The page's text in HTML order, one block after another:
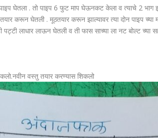
घेतला . तो पाइप 6 फुट माप घेऊनकट केला व त्याचे 2 भाग
तयार करून घेतली . मूठतयार करून झाल्यावर त्या दोन पाइप
लाधार लाऊन घेतली व ती फास साच्या ला नट बोल्ट च्या
वस्तु तयार करण्यास शिकलो